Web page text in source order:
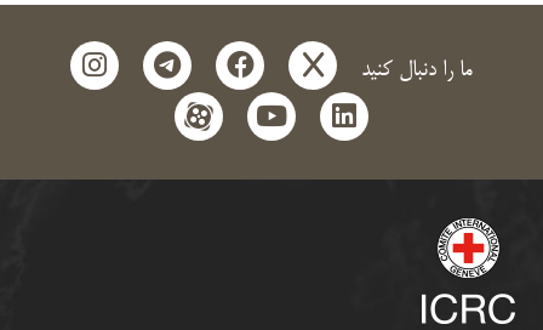
ما را دنبال کنید x
facebook
telegram
instagram
linkedin
youtube
aparat